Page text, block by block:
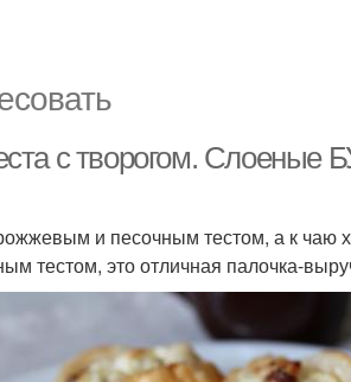
с творогом.
и песочным тестом, а к чаю
тестом, это отличная палочка-